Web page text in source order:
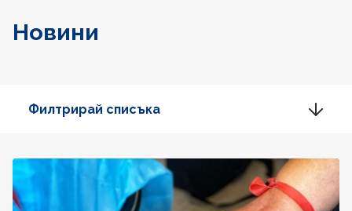
Новини
Филтрирай списъка